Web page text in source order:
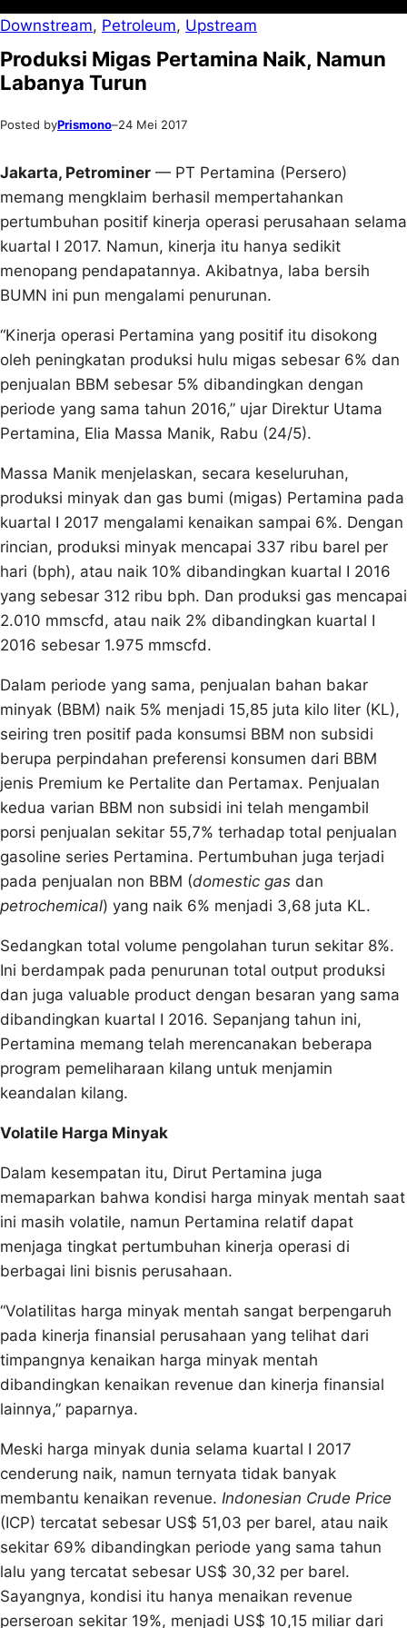
Downstream, Petroleum, Upstream
Produksi Migas Pertamina Naik, Namun
Labanya Turun
Posted byPrismono–24 Mei 2017
Jakarta, Petrominer — PT Pertamina (Persero)
memang mengklaim berhasil mempertahankan
pertumbuhan positif kinerja operasi perusahaan selama
kuartal I 2017. Namun, kinerja itu hanya sedikit
menopang pendapatannya. Akibatnya, laba bersih
BUMN ini pun mengalami penurunan.
“Kinerja operasi Pertamina yang positif itu disokong
oleh peningkatan produksi hulu migas sebesar 6% dan
penjualan BBM sebesar 5% dibandingkan dengan
periode yang sama tahun 2016,” ujar Direktur Utama
Pertamina, Elia Massa Manik, Rabu (24/5).
Massa Manik menjelaskan, secara keseluruhan,
produksi minyak dan gas bumi (migas) Pertamina pada
kuartal I 2017 mengalami kenaikan sampai 6%. Dengan
rincian, produksi minyak mencapai 337 ribu barel per
hari (bph), atau naik 10% dibandingkan kuartal I 2016
yang sebesar 312 ribu bph. Dan produksi gas mencapai
2.010 mmscfd, atau naik 2% dibandingkan kuartal I
2016 sebesar 1.975 mmscfd.
Dalam periode yang sama, penjualan bahan bakar
minyak (BBM) naik 5% menjadi 15,85 juta kilo liter (KL),
seiring tren positif pada konsumsi BBM non subsidi
berupa perpindahan preferensi konsumen dari BBM
jenis Premium ke Pertalite dan Pertamax. Penjualan
kedua varian BBM non subsidi ini telah mengambil
porsi penjualan sekitar 55,7% terhadap total penjualan
gasoline series Pertamina. Pertumbuhan juga terjadi
pada penjualan non BBM (domestic gas dan
petrochemical) yang naik 6% menjadi 3,68 juta KL.
Sedangkan total volume pengolahan turun sekitar 8%.
Ini berdampak pada penurunan total output produksi
dan juga valuable product dengan besaran yang sama
dibandingkan kuartal I 2016. Sepanjang tahun ini,
Pertamina memang telah merencanakan beberapa
program pemeliharaan kilang untuk menjamin
keandalan kilang.
Volatile Harga Minyak
Dalam kesempatan itu, Dirut Pertamina juga
memaparkan bahwa kondisi harga minyak mentah saat
ini masih volatile, namun Pertamina relatif dapat
menjaga tingkat pertumbuhan kinerja operasi di
berbagai lini bisnis perusahaan.
“Volatilitas harga minyak mentah sangat berpengaruh
pada kinerja finansial perusahaan yang telihat dari
timpangnya kenaikan harga minyak mentah
dibandingkan kenaikan revenue dan kinerja finansial
lainnya,” paparnya.
Meski harga minyak dunia selama kuartal I 2017
cenderung naik, namun ternyata tidak banyak
membantu kenaikan revenue. Indonesian Crude Price
(ICP) tercatat sebesar US$ 51,03 per barel, atau naik
sekitar 69% dibandingkan periode yang sama tahun
lalu yang tercatat sebesar US$ 30,32 per barel.
Sayangnya, kondisi itu hanya menaikan revenue
perseroan sekitar 19%, menjadi US$ 10,15 miliar dari